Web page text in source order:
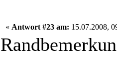
« Antwort #23 am: 15.07.2008,